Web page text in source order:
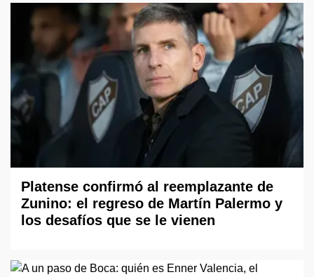
Platense confirmó al reemplazante de
Zunino: el regreso de Martín Palermo y
los desafíos que se le vienen